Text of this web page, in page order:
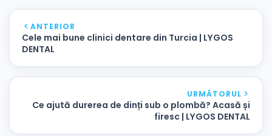
ANTERIOR
Cele mai bune clinici dentare din Turcia | LYGOS
DENTAL
URMĂTORUL
Ce ajută durerea de dinți sub o plombă? Acasă și
firesc | LYGOS DENTAL